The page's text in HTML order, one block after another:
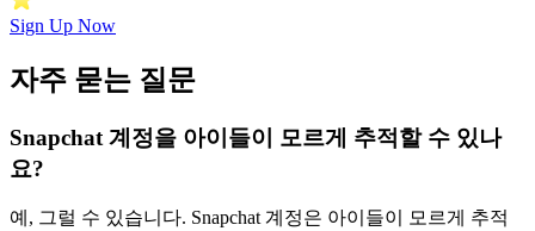
Sign Up Now
자주 묻는 질문
Snapchat 계정을 아이들이 모르게 추적할 수 있나
요?
예, 그럴 수 있습니다. Snapchat 계정은 아이들이 모르게 추적